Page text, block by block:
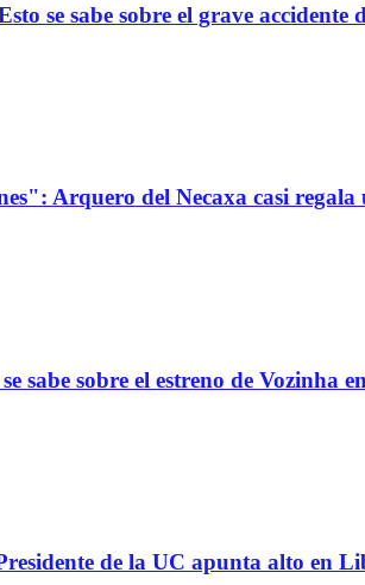
se sabe sobre el grave
Arquero del Necaxa casi
sabe sobre el estreno de Vozinha
de la UC apunta alto en